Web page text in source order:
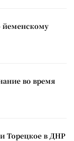
йеменскому
во время
Торецкое в ДНР